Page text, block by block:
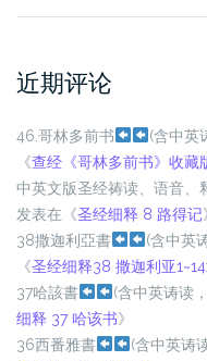
近期评论
46.哥林多前书 (含中英
《查经《哥林多前书》收藏
中英文版圣经祷读、语音、
发表在《圣经细释 8 路得记
38撒迦利亞書
(含中英
《圣经细释38 撒迦利亚
37哈該書
(含中英诪读
细释 37 哈该书》
36西番雅書
(含中英诪